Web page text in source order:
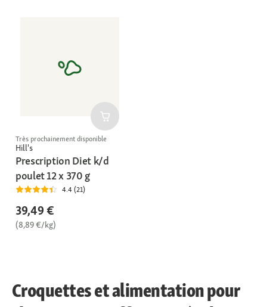
Très prochainement disponible
Hill's
Prescription Diet k/d
poulet 12 x 370 g
4.4 (21)
39,49 €
(8,89 €/kg)
Croquettes et alimentation pour